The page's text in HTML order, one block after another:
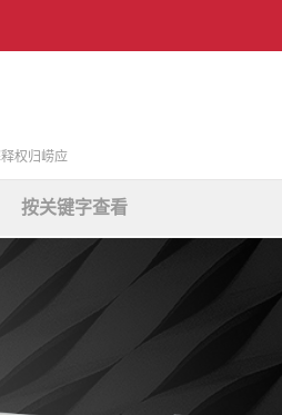
权归崂应
按关键字查看